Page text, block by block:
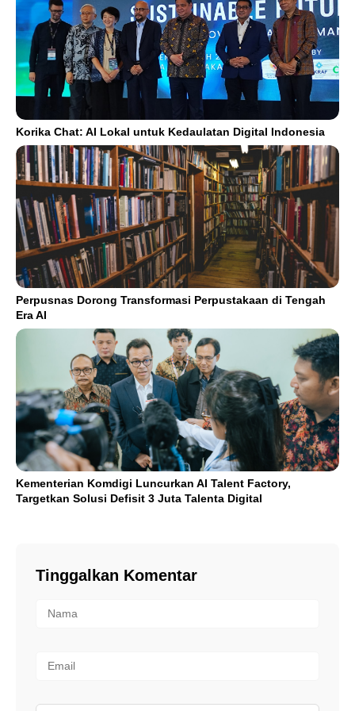
Korika Chat: AI Lokal untuk Kedaulatan Digital Indonesia
Perpusnas Dorong Transformasi Perpustakaan di Tengah
Era AI
Kementerian Komdigi Luncurkan AI Talent Factory,
Targetkan Solusi Defisit 3 Juta Talenta Digital
Tinggalkan Komentar